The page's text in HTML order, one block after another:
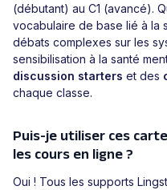
(débutant) au C1 (avancé).
vocabulaire de base lié à la
débats complexes sur les
sensibilisation à la santé
discussion starters et des
chaque classe.
Puis-je utiliser ces
les cours en ligne ?
Oui ! Tous les supports